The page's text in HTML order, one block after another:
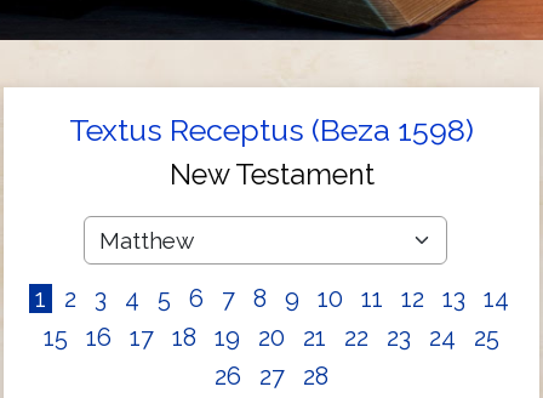
Textus Receptus (Beza 1598)
New Testament
1 2 3 4 5 6 7 8 9 10 11 12 13
14
15
16 17 18 19 20 21 22 23 24
25
26
27 28